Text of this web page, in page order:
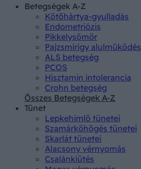
Betegségek A-Z
Kötőhártya-gyulladás
Endometriózis
Pikkelysömör
Pajzsmirigy alulműködés
ALS betegség
PCOS
Hisztamin intolerancia
Crohn betegség
Összes Betegségek A-Z
Tünet
Lepkehimlő tünetei
Szamárköhögés tünetei
Skarlát tünetei
Alacsony vérnyomás
Csalánkiütés